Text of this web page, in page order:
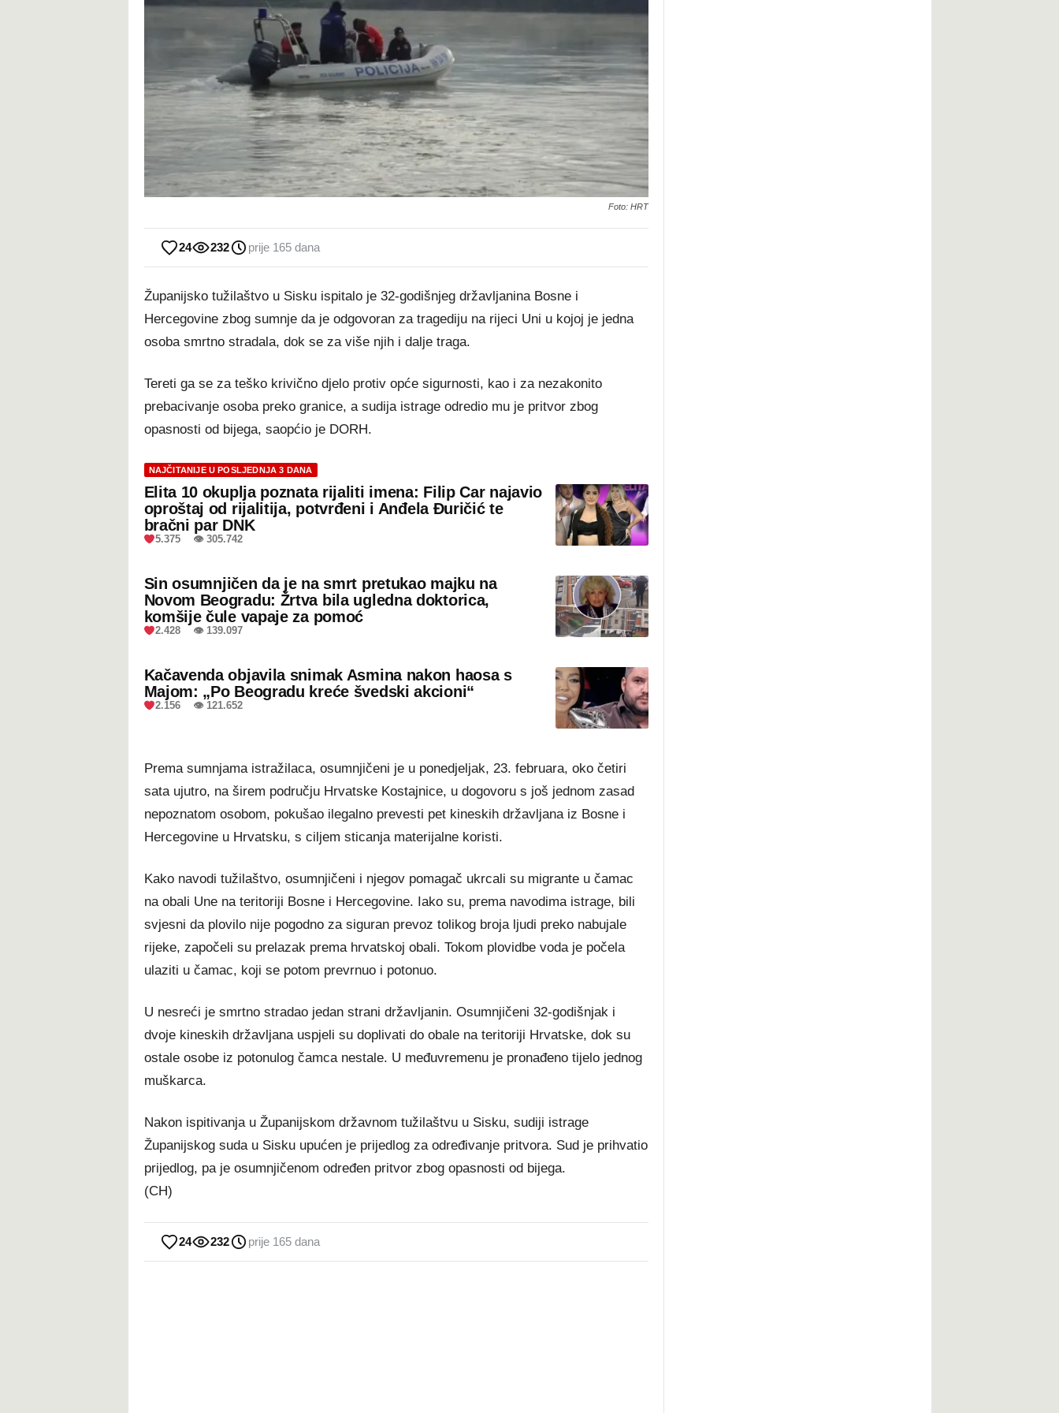
Foto: HRT
24 232 prije 165 dana
Županijsko tužilaštvo u Sisku ispitalo je 32-godišnjeg državljanina Bosne i
Hercegovine zbog sumnje da je odgovoran za tragediju na rijeci Uni u kojoj je jedna
osoba smrtno stradala, dok se za više njih i dalje traga.
Tereti ga se za teško krivično djelo protiv opće sigurnosti, kao i za nezakonito
prebacivanje osoba preko granice, a sudija istrage odredio mu je pritvor zbog
opasnosti od bijega, saopćio je DORH.
NAJČITANIJE U POSLJEDNJA 3 DANA
Elita 10 okuplja poznata rijaliti imena: Filip Car najavio
oproštaj od rijalitija, potvrđeni i Anđela Đuričić te
bračni par DNK
5.375 👁 305.742
Sin osumnjičen da je na smrt pretukao majku na
Novom Beogradu: Žrtva bila ugledna doktorica,
komšije čule vapaje za pomoć
2.428 👁 139.097
Kačavenda objavila snimak Asmina nakon haosa s
Majom: „Po Beogradu kreće švedski akcioni“
2.156 👁 121.652
Prema sumnjama istražilaca, osumnjičeni je u ponedjeljak, 23. februara, oko četiri
sata ujutro, na širem području Hrvatske Kostajnice, u dogovoru s još jednom zasad
nepoznatom osobom, pokušao ilegalno prevesti pet kineskih državljana iz Bosne i
Hercegovine u Hrvatsku, s ciljem sticanja materijalne koristi.
Kako navodi tužilaštvo, osumnjičeni i njegov pomagač ukrcali su migrante u čamac
na obali Une na teritoriji Bosne i Hercegovine. Iako su, prema navodima istrage, bili
svjesni da plovilo nije pogodno za siguran prevoz tolikog broja ljudi preko nabujale
rijeke, započeli su prelazak prema hrvatskoj obali. Tokom plovidbe voda je počela
ulaziti u čamac, koji se potom prevrnuo i potonuo.
U nesreći je smrtno stradao jedan strani državljanin. Osumnjičeni 32-godišnjak i
dvoje kineskih državljana uspjeli su doplivati do obale na teritoriji Hrvatske, dok su
ostale osobe iz potonulog čamca nestale. U međuvremenu je pronađeno tijelo jednog
muškarca.
Nakon ispitivanja u Županijskom državnom tužilaštvu u Sisku, sudiji istrage
Županijskog suda u Sisku upućen je prijedlog za određivanje pritvora. Sud je prihvatio
prijedlog, pa je osumnjičenom određen pritvor zbog opasnosti od bijega.
(CH)
24 232 prije 165 dana